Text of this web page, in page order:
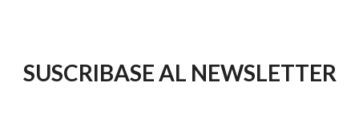
SUSCRIBASE AL NEWSLETTER